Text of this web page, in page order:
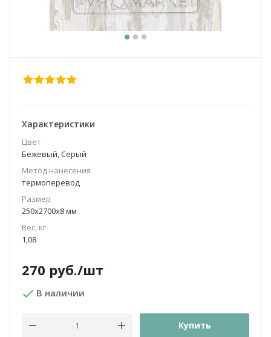
Характеристики
Цвет
Бежевый, Серый
Метод нанесения
термоперевод
Размер
250х2700х8 мм
Вес, кг
1,08
270 руб./шт
В наличии
Купить